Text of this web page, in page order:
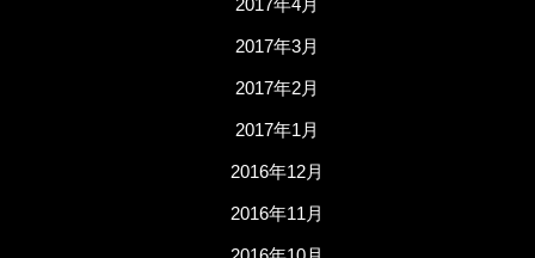
2017年4月
2017年3月
2017年2月
2017年1月
2016年12月
2016年11月